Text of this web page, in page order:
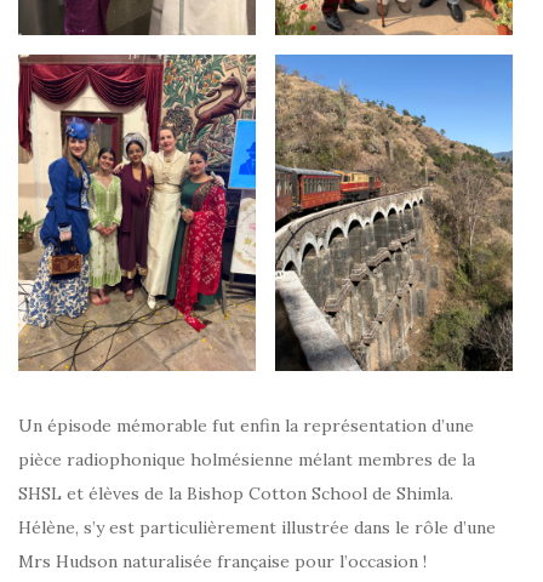
Un épisode mémorable fut enfin la représentation d’une
pièce radiophonique holmésienne mélant membres de la
SHSL et élèves de la Bishop Cotton School de Shimla.
Hélène, s’y est particulièrement illustrée dans le rôle d’une
Mrs Hudson naturalisée française pour l’occasion !